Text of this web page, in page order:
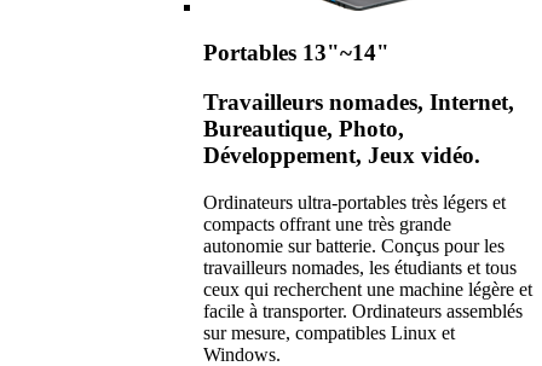
Portables 13"~14"
Travailleurs nomades, Internet,
Bureautique, Photo,
Développement, Jeux vidéo.
Ordinateurs ultra-portables très légers et
compacts offrant une très grande
autonomie sur batterie. Conçus pour les
travailleurs nomades, les étudiants et tous
ceux qui recherchent une machine légère et
facile à transporter. Ordinateurs assemblés
sur mesure, compatibles Linux et
Windows.